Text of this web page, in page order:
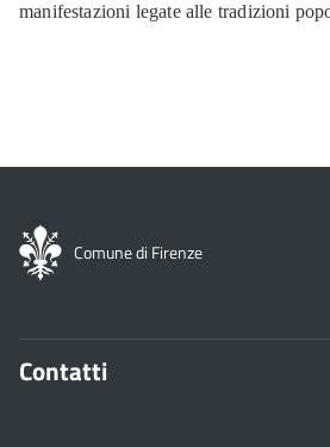
manifestazioni legate alle tradizioni
Comune di Firenze
Contatti